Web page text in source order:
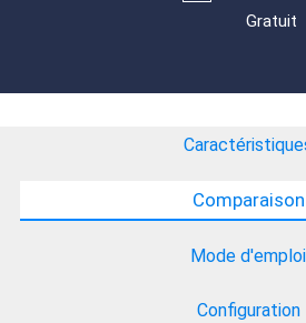
Gratuit
Comparaison
Mode d'emploi
Configuration